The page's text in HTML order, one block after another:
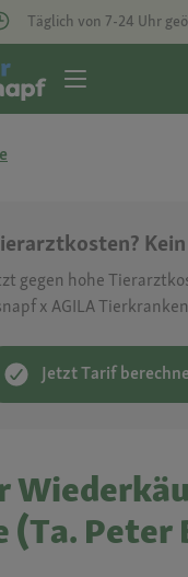
Täglich von 7-24 Uhr
gegen hohe
x AGILA
Jetzt Tarif
(Ta. Peter